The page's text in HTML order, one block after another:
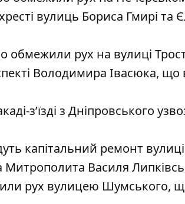
вулиць Бориса Гмирі та
обмежили рух на вулиці
Володимира Івасюка, що
з’їзді з Дніпровського
капітальний ремонт
Митрополита Василя
рух вулицею Шумського,